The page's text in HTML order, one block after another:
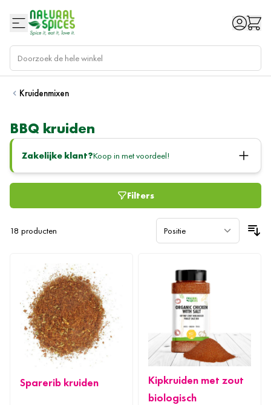
Kruidenmixen
BBQ kruiden
Zakelijke klant?Koop in met voordeel!
Filters
18 producten
Sparerib kruiden
Kipkruiden met zout
biologisch